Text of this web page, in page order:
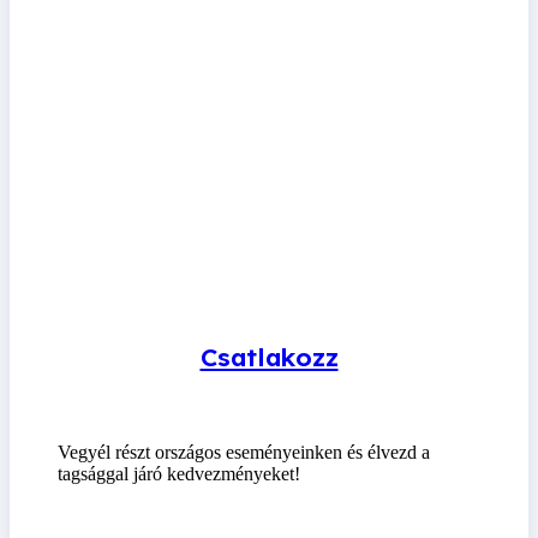
Csatlakozz
Vegyél részt országos eseményeinken és élvezd a
tagsággal járó kedvezményeket!